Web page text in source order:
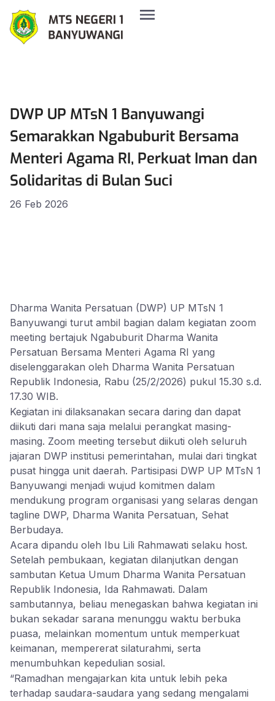
DWP UP MTsN 1 Banyuwangi
Semarakkan Ngabuburit Bersama
Menteri Agama RI, Perkuat Iman dan
Solidaritas di Bulan Suci
26 Feb 2026
Dharma Wanita Persatuan (DWP) UP MTsN 1
Banyuwangi turut ambil bagian dalam kegiatan zoom
meeting bertajuk Ngabuburit Dharma Wanita
Persatuan Bersama Menteri Agama RI yang
diselenggarakan oleh Dharma Wanita Persatuan
Republik Indonesia, Rabu (25/2/2026) pukul 15.30 s.d.
17.30 WIB.
Kegiatan ini dilaksanakan secara daring dan dapat
diikuti dari mana saja melalui perangkat masing-
masing. Zoom meeting tersebut diikuti oleh seluruh
jajaran DWP institusi pemerintahan, mulai dari tingkat
pusat hingga unit daerah. Partisipasi DWP UP MTsN 1
Banyuwangi menjadi wujud komitmen dalam
mendukung program organisasi yang selaras dengan
tagline DWP, Dharma Wanita Persatuan, Sehat
Berbudaya.
Acara dipandu oleh Ibu Lili Rahmawati selaku host.
Setelah pembukaan, kegiatan dilanjutkan dengan
sambutan Ketua Umum Dharma Wanita Persatuan
Republik Indonesia, Ida Rahmawati. Dalam
sambutannya, beliau menegaskan bahwa kegiatan ini
bukan sekadar sarana menunggu waktu berbuka
puasa, melainkan momentum untuk memperkuat
keimanan, mempererat silaturahmi, serta
menumbuhkan kepedulian sosial.
“Ramadhan mengajarkan kita untuk lebih peka
terhadap saudara-saudara yang sedang mengalami